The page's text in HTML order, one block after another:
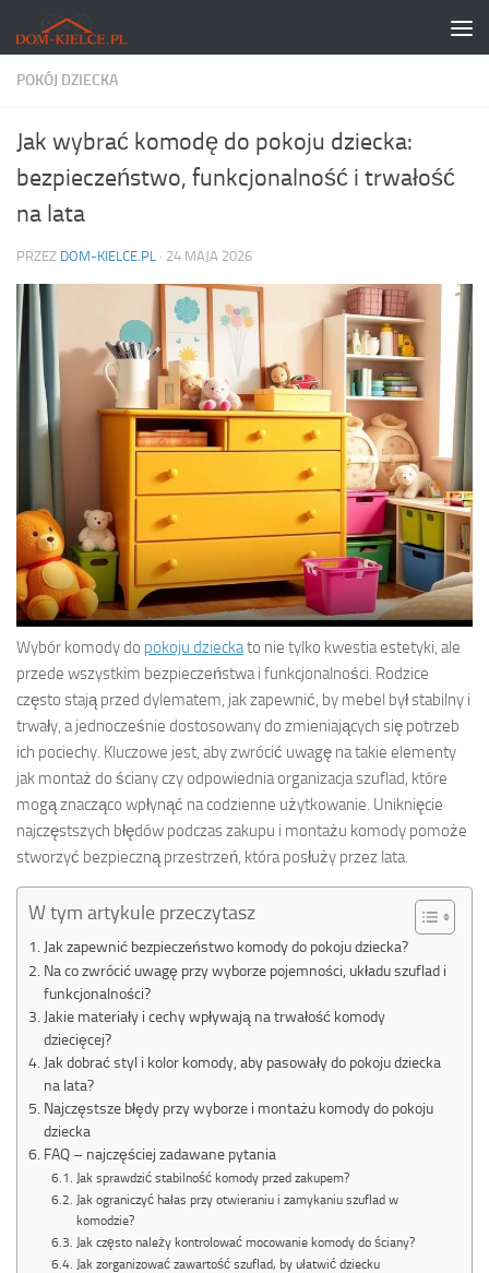
Skip to content
POKÓJ DZIECKA
Jak wybrać komodę do pokoju dziecka:
bezpieczeństwo, funkcjonalność i trwałość
na lata
PRZEZ DOM-KIELCE.PL · 24 MAJA 2026
Wybór komody do pokoju dzieckato nie tylko kwestia estetyki, ale
przede wszystkim bezpieczeństwa i funkcjonalności. Rodzice
często stają przed dylematem, jak zapewnić, by mebel był stabilny i
trwały, a jednocześnie dostosowany do zmieniających się potrzeb
ich pociechy. Kluczowe jest, aby zwrócić uwagę na takie elementy
jak montaż do ściany czy odpowiednia organizacja szuflad, które
mogą znacząco wpłynąć na codzienne użytkowanie. Uniknięcie
najczęstszych błędów podczas zakupu i montażu komody pomoże
stworzyć bezpieczną przestrzeń, która posłuży przez lata.
W tym artykule przeczytasz
Jak zapewnić bezpieczeństwo komody do pokoju dziecka?
Na co zwrócić uwagę przy wyborze pojemności, układu szuflad i
funkcjonalności?
Jakie materiały i cechy wpływają na trwałość komody
dziecięcej?
Jak dobrać styl i kolor komody, aby pasowały do pokoju dziecka
na lata?
Najczęstsze błędy przy wyborze i montażu komody do pokoju
dziecka
FAQ – najczęściej zadawane pytania
Jak sprawdzić stabilność komody przed zakupem?
Jak ograniczyć hałas przy otwieraniu i zamykaniu szuflad w
komodzie?
Jak często należy kontrolować mocowanie komody do ściany?
Jak zorganizować zawartość szuflad, by ułatwić dziecku